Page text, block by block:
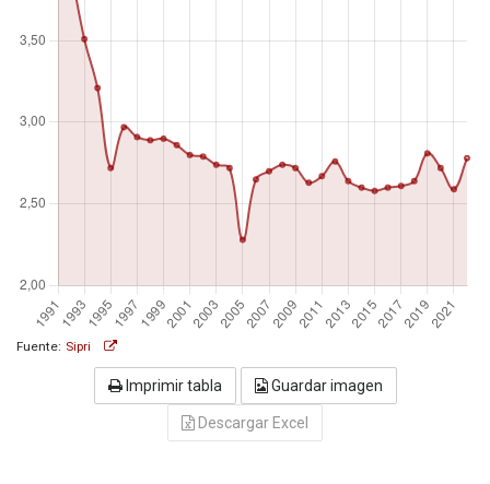
Se excluyen la defensa civil y los gastos corrientes por
actividades militares pasadas, como los beneficios para
veteranos, la desmovilización, la conversión y la
destrucción de armas. Sin embargo, esta definición no
puede aplicarse a todos los países, ya que esto requeriría
información mucho más detallada de la disponible sobre lo
que se incluye en los presupuestos militares y en las
partidas de gasto militar fuera del presupuesto.
Unidad de medida
Fuente: Sipri
Imprimir tabla Guardar imagen
Descargar Excel